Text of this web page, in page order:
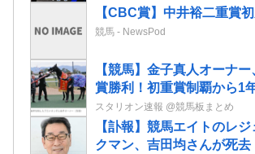
【CBC賞】中井裕二重賞
競馬 - NewsPod
【競馬】金子真人オーナ
賞勝利！初重賞制覇から1
ことなく29年… JRA重
ネット「すごすぎる」
スタリオン速報 @競馬板まとめ
【訃報】競馬エイトのレ
クマン、吉田均さんが死去